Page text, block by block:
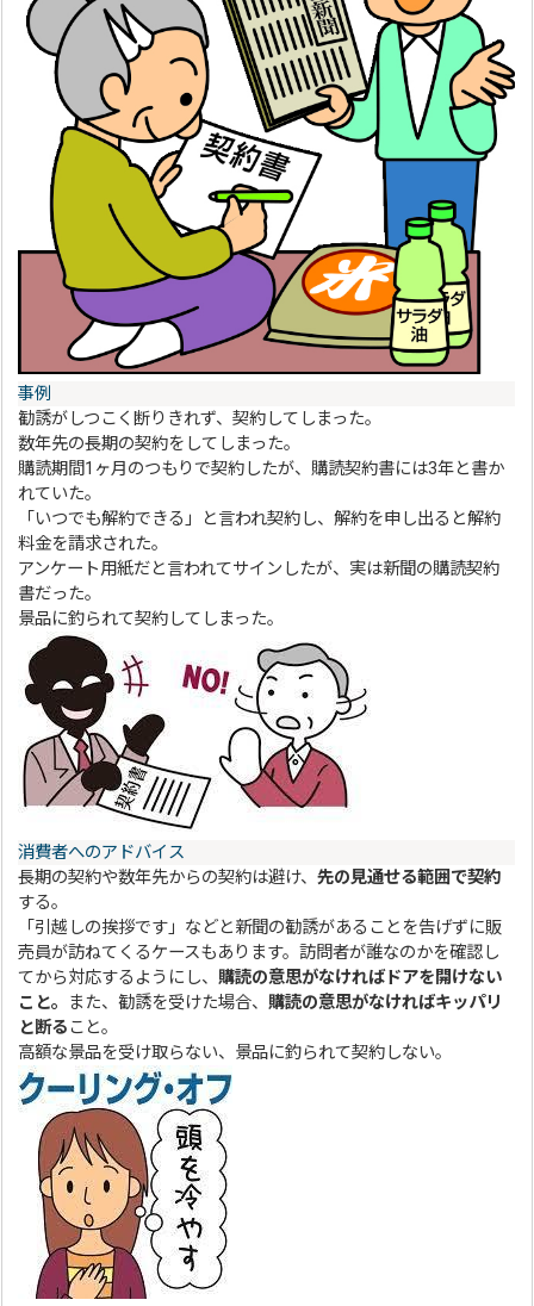
事例
勧誘がしつこく断りきれず、契約してしまった。
数年先の長期の契約をしてしまった。
購読期間1ヶ月のつもりで契約したが、購読契約書には3年と書か
れていた。
「いつでも解約できる」と言われ契約し、解約を申し出ると解約
料金を請求された。
アンケート用紙だと言われてサインしたが、実は新聞の購読契約
書だった。
景品に釣られて契約してしまった。
消費者へのアドバイス
長期の契約や数年先からの契約は避け、先の見通せる範囲で契約
する。
「引越しの挨拶です」などと新聞の勧誘があることを告げずに販
売員が訪ねてくるケースもあります。訪問者が誰なのかを確認し
てから対応するようにし、購読の意思がなければドアを開けない
こと。 また、勧誘を受けた場合、購読の意思がなければキッパリ
と断ること。
高額な景品を受け取らない、景品に釣られて契約しない。